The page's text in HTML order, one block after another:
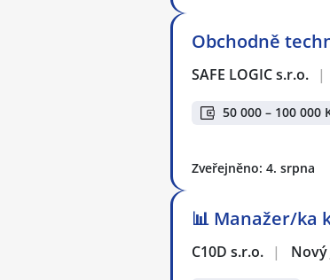
Obchodně
SAFE LOGIC s.r.o. |
50 000 – 100 000
Zveřejněno: 4. srpna
📊 Manažer/ka
C10D s.r.o. | Nový